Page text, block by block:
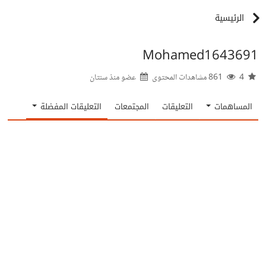
الرئيسية
Mohamed1643691
عضو منذسنتان
المساهمات التعليقات المجتمعات التعليقات المفضلة